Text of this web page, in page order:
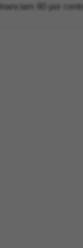
80 por cento.